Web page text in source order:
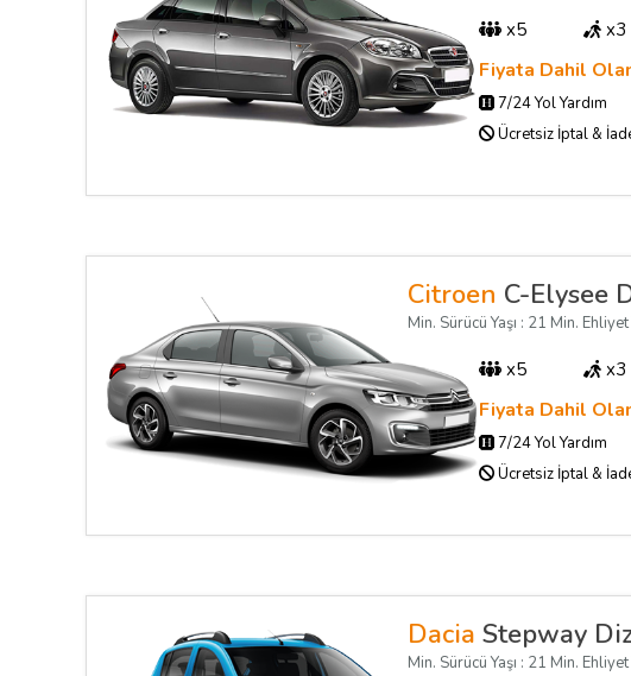
x5 x3
Fiyata Dahil
7/24 Yol Yardım
Ücretsiz İptal &
Citroen C-Elysee
Min. Sürücü Yaşı : 21 Min. Ehliyet
x5 x3
Fiyata Dahil
7/24 Yol Yardım
Ücretsiz İptal &
Dacia Stepway
Min. Sürücü Yaşı : 21 Min. Ehliyet